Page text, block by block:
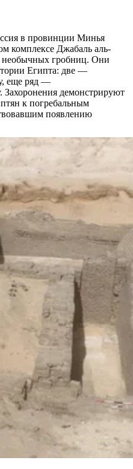
в провинции Минья
комплексе Джабаль аль-
необычных гробниц. Они
Египта: две —
еще ряд —
Захоронения демонстрируют
к погребальным
появлению